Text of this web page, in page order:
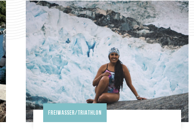
Freiwasser/Triathlon